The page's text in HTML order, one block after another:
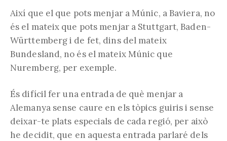
Així que el que pots menjar a Múnic, a Baviera, no
és el mateix que pots menjar a Stuttgart, Baden-
Württemberg i de fet, dins del mateix
Bundesland, no és el mateix Múnic que
Nuremberg, per exemple.
És difícil fer una entrada de què menjar a
Alemanya sense caure en els tòpics guiris i sense
deixar-te plats especials de cada regió, per això
he decidit, que en aquesta entrada parlaré dels